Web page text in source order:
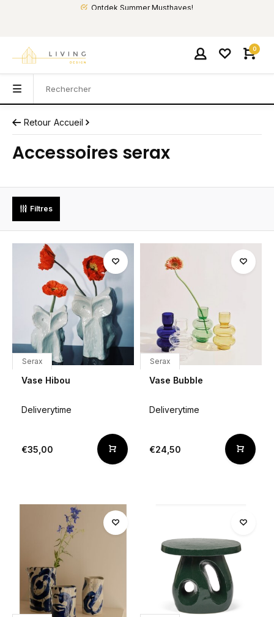
Ontdek Summer Musthaves!
0
Retour Accueil
Accessoires serax
Filtres
Serax
Vase Hibou
Deliverytime
€35,00
Serax
Vase Bubble
Deliverytime
€24,50